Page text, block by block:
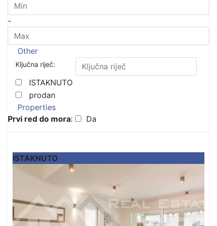
-
Other
Ključna riječ:
ISTAKNUTO
prodan
Properties
Prvi red do mora: Da
ISTAKNUTO